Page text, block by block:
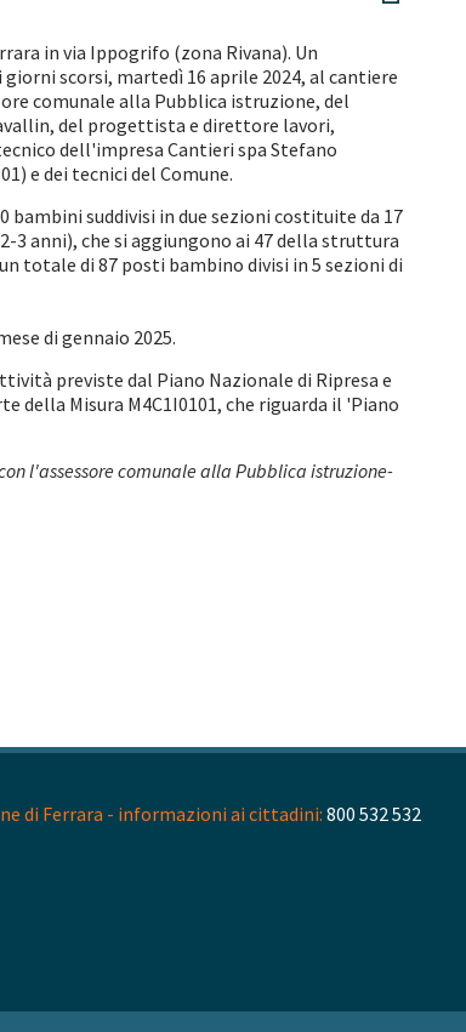
in via Ippogrifo (zona Rivana). Un
scorsi, martedì 16 aprile 2024, al cantiere
comunale alla Pubblica istruzione, del
del progettista e direttore lavori,
dell'impresa Cantieri spa Stefano
e dei tecnici del Comune.
suddivisi in due sezioni costituite da 17
3 anni), che si aggiungono ai 47 della struttura
totale di 87 posti bambino divisi in 5 sezioni di
di gennaio 2025.
previste dal Piano Nazionale di Ripresa e
della Misura M4C1I0101, che riguarda il 'Piano
l'assessore comunale alla Pubblica istruzione-
di Ferrara - informazioni ai cittadini:800 532 532